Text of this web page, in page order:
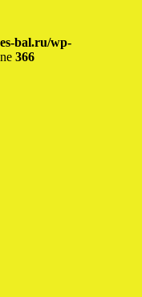
bal.ru/wp-
366